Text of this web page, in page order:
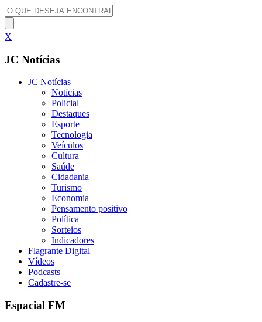
X
JC Notícias
JC Notícias
Notícias
Policial
Destaques
Esporte
Tecnologia
Veículos
Cultura
Saúde
Cidadania
Turismo
Economia
Pensamento positivo
Política
Sorteios
Indicadores
Flagrante Digital
Vídeos
Podcasts
Cadastre-se
Espacial FM